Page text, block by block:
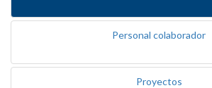
Personal colaborador
Proyectos